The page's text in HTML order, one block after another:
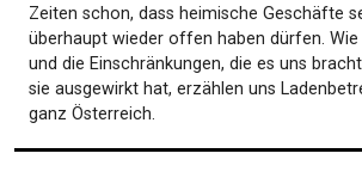
Zeiten schon, dass heimische Geschäfte
überhaupt wieder offen haben dürfen. Wie
und die Einschränkungen, die es uns
sie ausgewirkt hat, erzählen uns
ganz Österreich.